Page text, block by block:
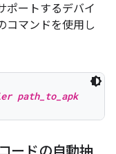
ポートするデバイ
コマンドを使用し
path_to_apk